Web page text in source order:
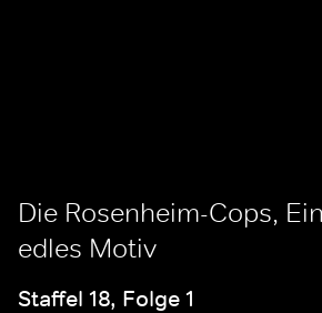
Die Rosenheim-Cops, Ein
edles Motiv
Staffel 18, Folge 1